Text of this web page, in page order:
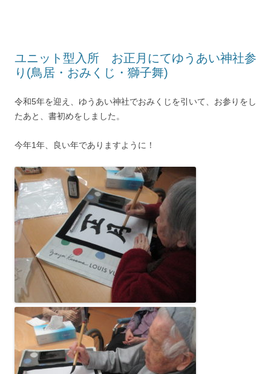
ユニット型入所 お正月にてゆうあい神社参
り(鳥居・おみくじ・獅子舞)
令和5年を迎え、ゆうあい神社でおみくじを引いて、お参りをし
たあと、書初めをしました。
今年1年、良い年でありますように！